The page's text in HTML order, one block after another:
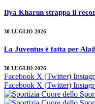
Ilya Kharun strappa il
30 LUGLIO 2026
La Juventus è fatta per
30 LUGLIO 2026
Facebook X (Twitter)
Facebook X (Twitter)